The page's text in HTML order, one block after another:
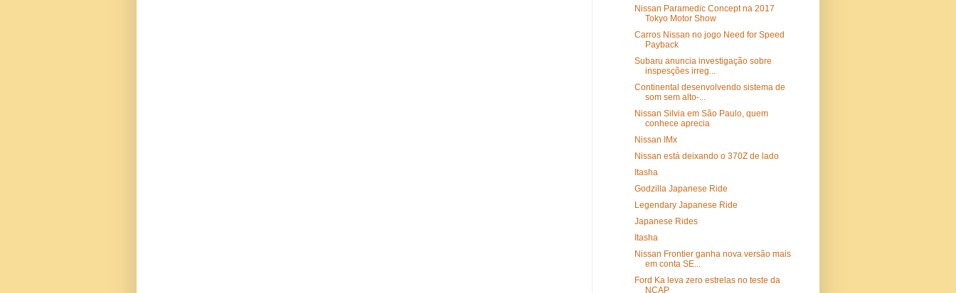
Nissan Paramedic Concept na 2017
Tokyo Motor Show
Carros Nissan no jogo Need for Speed
Payback
Subaru anuncia investigação sobre
inspesções irreg...
Continental desenvolvendo sistema de
som sem alto-...
Nissan Silvia em São Paulo, quem
conhece aprecia
Nissan IMx
Nissan está deixando o 370Z de lado
Itasha
Godzilla Japanese Ride
Legendary Japanese Ride
Japanese Rides
Itasha
Nissan Frontier ganha nova versão mais
em conta SE...
Ford Ka leva zero estrelas no teste da
NCAP